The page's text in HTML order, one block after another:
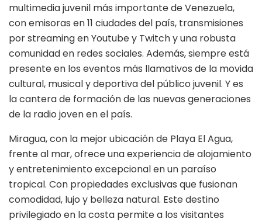
multimedia juvenil más importante de Venezuela,
con emisoras en 11 ciudades del país, transmisiones
por streaming en Youtube y Twitch y una robusta
comunidad en redes sociales. Además, siempre está
presente en los eventos más llamativos de la movida
cultural, musical y deportiva del público juvenil. Y es
la cantera de formación de las nuevas generaciones
de la radio joven en el país.
Miragua, con la mejor ubicación de Playa El Agua,
frente al mar, ofrece una experiencia de alojamiento
y entretenimiento excepcional en un paraíso
tropical. Con propiedades exclusivas que fusionan
comodidad, lujo y belleza natural. Este destino
privilegiado en la costa permite a los visitantes